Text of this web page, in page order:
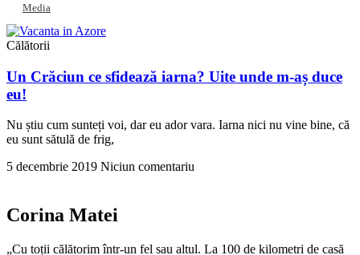
Media
Călătorii
Un Crăciun ce sfidează iarna? Uite unde m-aș duce
eu!
Nu știu cum sunteți voi, dar eu ador vara. Iarna nici nu vine bine, că
eu sunt sătulă de frig,
5 decembrie 2019 Niciun comentariu
Corina Matei
„Cu toții călătorim într-un fel sau altul. La 100 de kilometri de casă